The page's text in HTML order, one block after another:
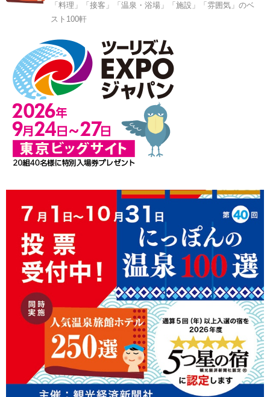
「料理」「接客」「温泉・浴場」「施設」「雰囲気」のベ
スト100軒